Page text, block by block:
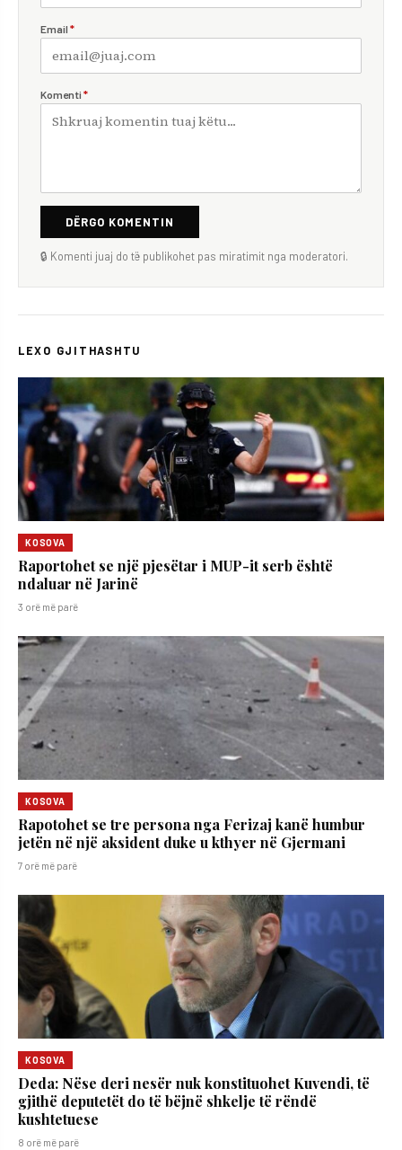
Email *
Komenti *
DËRGO KOMENTIN
🔒 Komenti juaj do të publikohet pas miratimit nga moderatori.
LEXO GJITHASHTU
KOSOVA
Raportohet se një pjesëtar i MUP-it serb është
ndaluar në Jarinë
3 orë më parë
KOSOVA
Rapotohet se tre persona nga Ferizaj kanë humbur
jetën në një aksident duke u kthyer në Gjermani
7 orë më parë
KOSOVA
Deda: Nëse deri nesër nuk konstituohet Kuvendi, të
gjithë deputetët do të bëjnë shkelje të rëndë
kushtetuese
8 orë më parë